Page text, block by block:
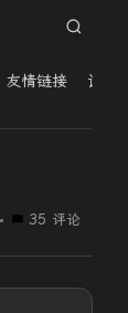
友情链接 读者
35 评论